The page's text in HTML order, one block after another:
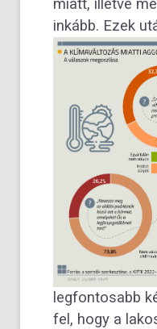
miatt, illetve
inkább. Ezek
legfontosabb
fel, hogy a